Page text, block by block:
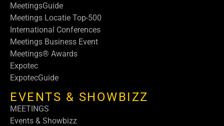
MeetingsGuide
Meetings Locatie Top-500
International Conferences
Meetings Business Event
Meetings® Awards
Expotec
ExpotecGuide
EVENTS & SHOWBIZZ
MEETINGS
Events & Showbizz